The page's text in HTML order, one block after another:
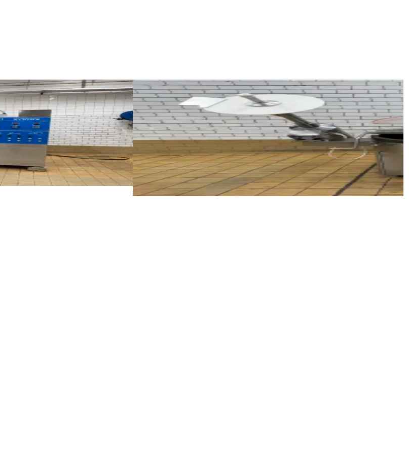
produkcyjnego tutaj, w Szwecji.
Używane
KILIA 65 1 EX 3000 RS
ID NR3243
150 x 110 x 120 cm
Kuter Kilia 65 L z ramieniem wyładowczym, w bardzo dobrym stanie,
produktów.
Szczegóły
Poproś o wycenę